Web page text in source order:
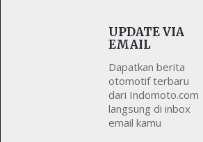
UPDATE VIA
EMAIL
Dapatkan berita
otomotif terbaru
dari Indomoto.com
langsung di inbox
email kamu